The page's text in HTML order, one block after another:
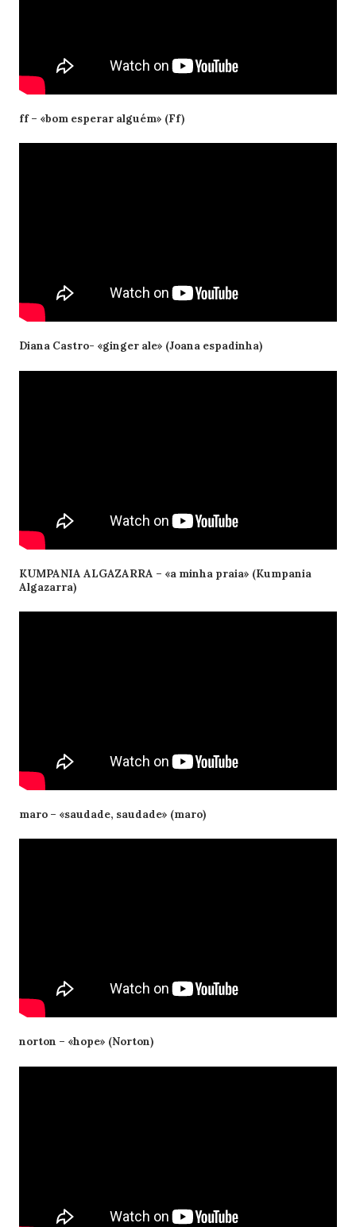
ff – «bom esperar alguém» (Ff)
Diana Castro- «ginger ale» (Joana espadinha)
KUMPANIA ALGAZARRA – «a minha praia» (Kumpania
Algazarra)
maro – «saudade, saudade» (maro)
norton – «hope» (Norton)